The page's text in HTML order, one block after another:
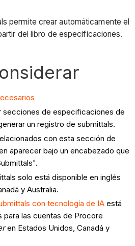
permite crear automáticamente el
del libro de especificaciones.
secciones de especificaciones de
un registro de submittals.
con esta sección de
aparecer bajo un encabezado que
solo está disponible en inglés
y Australia.​​​
con tecnología de IAestá
para las cuentas de Procore
en Estados Unidos, Canadá y